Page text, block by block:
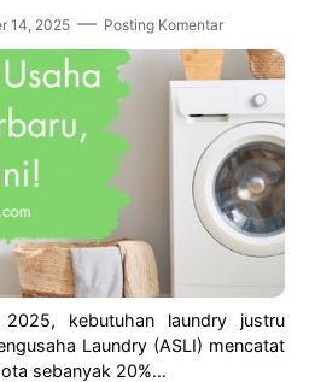
14, 2025 Posting Komentar
kebutuhan laundry justru
Laundry (ASLI) mencatat
sebanyak 20%…